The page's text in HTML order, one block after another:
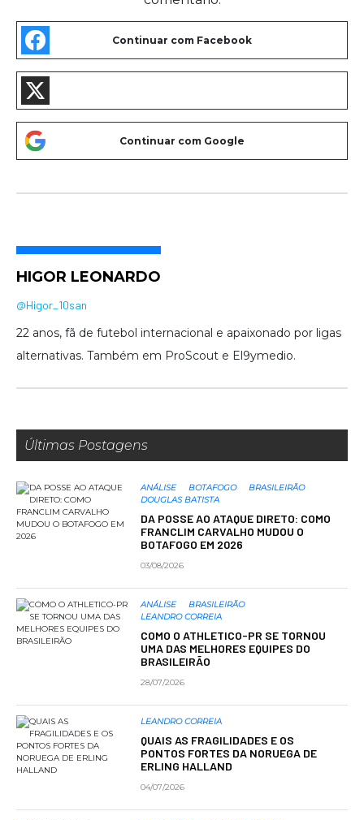
HIGOR LEONARDO
@Higor_10san
22 anos, fã de futebol internacional e apaixonado por ligas
alternativas. Também em ProScout e El9ymedio.
Últimas Postagens
ANÁLISE BOTAFOGO
BRASILEIRÃO
DOUGLAS BATISTA
DA POSSE AO ATAQUE DIRETO: COMO
FRANCLIM CARVALHO MUDOU O
BOTAFOGO EM 2026
03/08/2026
ANÁLISE
BRASILEIRÃO
LEANDRO CORREIA
COMO O ATHLETICO-PR SE TORNOU
UMA DAS MELHORES EQUIPES DO
BRASILEIRÃO
28/07/2026
LEANDRO CORREIA
QUAIS AS FRAGILIDADES E OS
PONTOS FORTES DA NORUEGA DE
ERLING HALLAND
04/07/2026